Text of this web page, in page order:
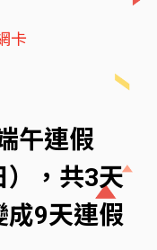
卡
午連假
，共3天
成9天連假